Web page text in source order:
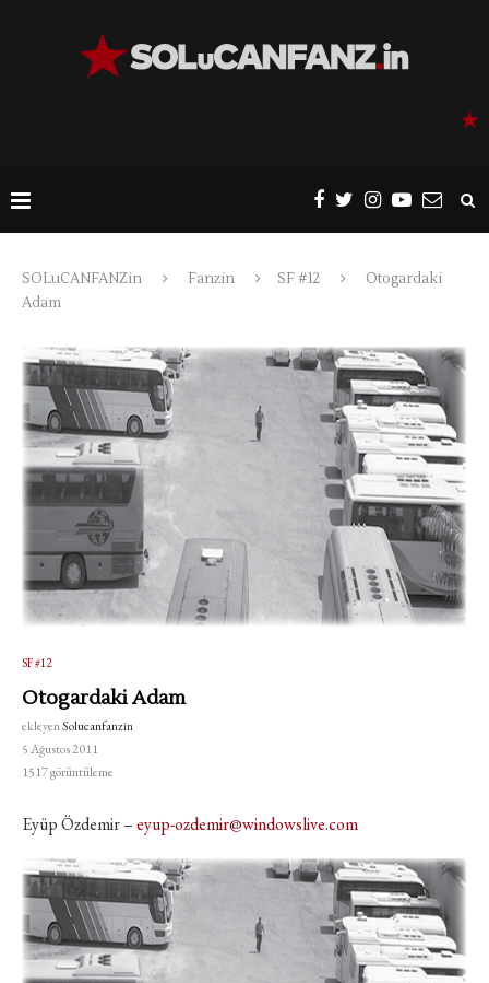
SOLuCANFANZin Fanzin SF #12
Otogardaki
Adam
SF #12
Otogardaki Adam
ekleyenSolucanfanzin
5 Ağustos 2011
1517görüntüleme
Eyüp Özdemir –eyup-ozdemir@windowslive.com